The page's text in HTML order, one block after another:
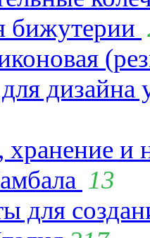
бижутерии
хранение и
13
для